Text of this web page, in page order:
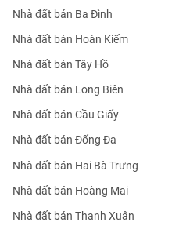
Nhà đất bán Ba Đình
Nhà đất bán Hoàn Kiếm
Nhà đất bán Tây Hồ
Nhà đất bán Long Biên
Nhà đất bán Cầu Giấy
Nhà đất bán Đống Đa
Nhà đất bán Hai Bà Trưng
Nhà đất bán Hoàng Mai
Nhà đất bán Thanh Xuân